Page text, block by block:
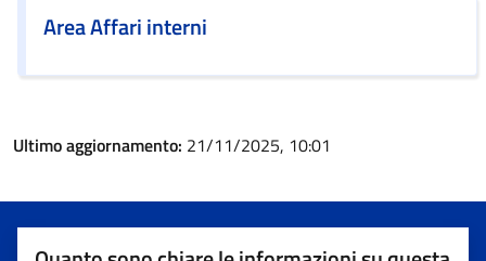
Area Affari interni
Ultimo aggiornamento: 21/11/2025, 10:01